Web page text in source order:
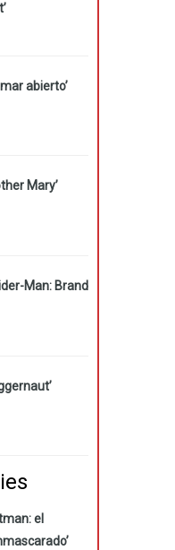
abierto’
Mary’
Man: Brand
el